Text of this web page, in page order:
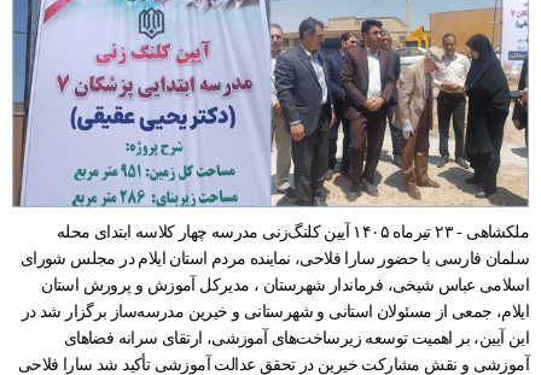
ملکشاهی - ۲۳ تیرماه ۱۴۰۵ آیین کلنگ‌زنی مدرسه چهار کلاسه ابتدای محله
سلمان فارسی با حضور سارا فلاحی، نماینده مردم استان ایلام در مجلس شورای
اسلامی عباس شیخی، فرماندار شهرستان ، مدیرکل آموزش و پرورش استان
ایلام، جمعی از مسئولان استانی و شهرستانی و خیرین مدرسه‌ساز برگزار شد در
این آیین، بر اهمیت توسعه زیرساخت‌های آموزشی، ارتقای سرانه فضاهای
آموزشی و نقش مشارکت خیرین در تحقق عدالت آموزشی تأکید شد سارا فلاحی